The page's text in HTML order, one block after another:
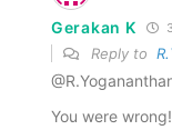
Gerakan K
Reply to
You were